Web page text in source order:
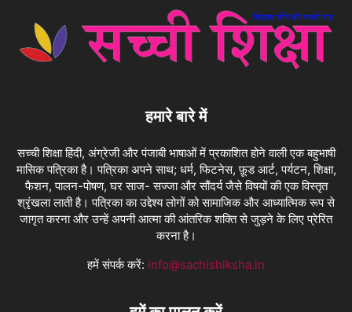
हमारे बारे में
सच्ची शिक्षा हिंदी, अंग्रेजी और पंजाबी भाषाओं में प्रकाशित होने वाली एक बहुभाषी
मासिक पत्रिका है। पत्रिका अपने साथ; धर्म, फिटनेस, फ़ूड आर्ट, पर्यटन, शिक्षा,
फैशन, पालन-पोषण, घर साज- सज्जा और सौंदर्य जैसे विषयों की एक विस्तृत
श्रृंखला लाती है। पत्रिका का उद्देश्य लोगों को सामाजिक और आध्यात्मिक रूप से
जागृत करना और उन्हें अपनी आत्मा की आंतरिक शक्ति से जुड़ने के लिए प्रेरित
करना है।
हमें संपर्क करें: info@sachishiksha.in